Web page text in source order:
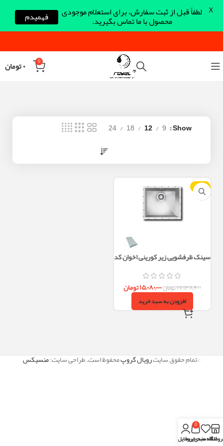
0 ۰تومان
Show
9
12
18
24
-12%
سینک ظرفشویی زیر کورینی اخوان کد
۱۷,۱۳۸,۶۰۰تومان۱۵,۰۸۰,۰۰۰تومان
افزودن به سبد خرید
©تمام حقوق سایترویال گروپمحفوظ است. طراحی سایت:منسیکس
لطفاً قبل از ثبت سفارش، برای استعلام موجودی
محصول با ما تماس بگیرید. فهمیدم X
علاقه مندی
0
سبد خریدپروفایل